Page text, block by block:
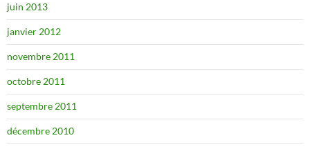
juin 2013
janvier 2012
novembre 2011
octobre 2011
septembre 2011
décembre 2010